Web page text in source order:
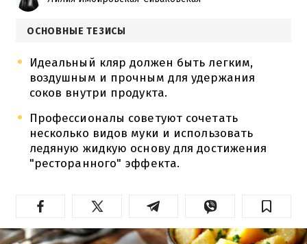
ОСНОВНЫЕ ТЕЗИСЫ
Идеальный кляр должен быть легким,
воздушным и прочным для удержания
соков внутри продукта.
Профессионалы советуют сочетать
несколько видов муки и использовать
ледяную жидкую основу для достижения
"ресторанного" эффекта.